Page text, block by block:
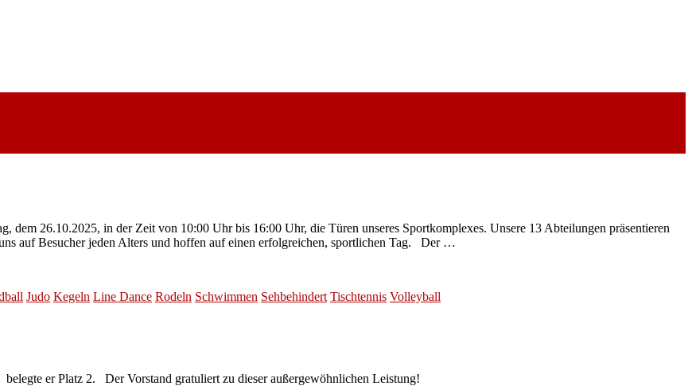
26.10.2025, in der Zeit von 10:00 Uhr bis 16:00 Uhr, die Türen unseres Sportkomplexes. Unsere 13 Abteilungen präsentieren
auf Besucher jeden Alters und hoffen auf einen erfolgreichen, sportlichen Tag. Der …
Judo Kegeln Line Dance Rodeln Schwimmen Sehbehindert Tischtennis Volleyball
er Platz 2. Der Vorstand gratuliert zu dieser außergewöhnlichen Leistung!